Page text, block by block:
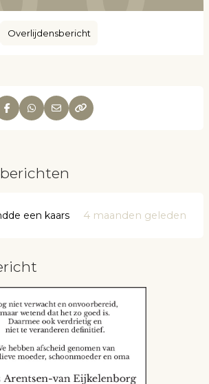
Overlijdensbericht
een kaars 4 maanden geleden